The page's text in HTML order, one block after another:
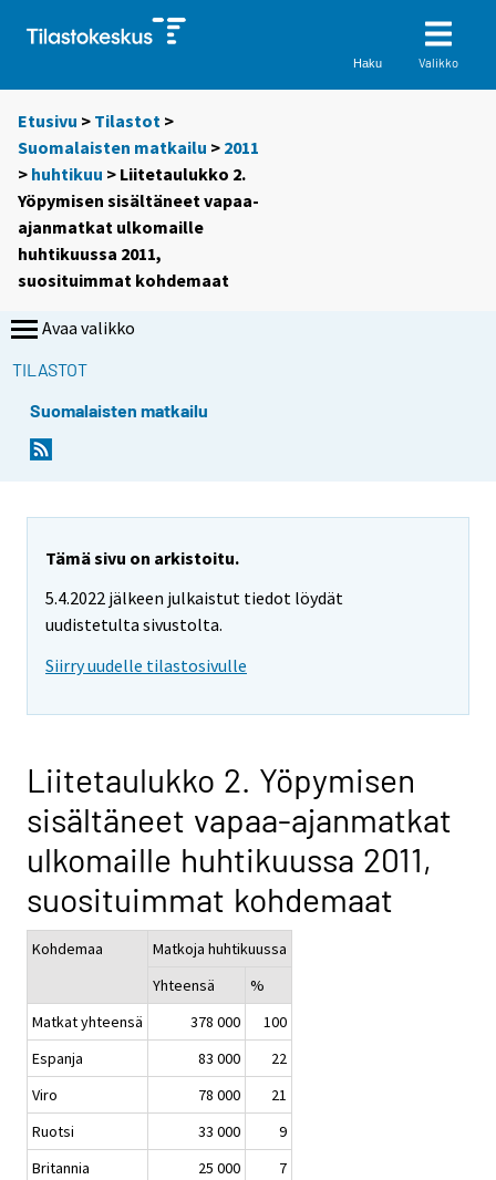
Haku Valikko
Etusivu > Tilastot >
Suomalaisten matkailu > 2011
> huhtikuu > Liitetaulukko 2.
Yöpymisen sisältäneet vapaa-
ajanmatkat ulkomaille
huhtikuussa 2011,
suosituimmat kohdemaat
Avaa valikko
TILASTOT
Suomalaisten matkailu
Tämä sivu on arkistoitu.
5.4.2022 jälkeen julkaistut tiedot löydät
uudistetulta sivustolta.
Siirry uudelle tilastosivulle
Liitetaulukko 2. Yöpymisen
sisältäneet vapaa-ajanmatkat
ulkomaille huhtikuussa 2011,
suosituimmat kohdemaat
Kohdemaa
Matkoja huhtikuussa
Yhteensä
%
Matkat yhteensä
378 000
100
Espanja
83 000
22
Viro
78 000
21
Ruotsi
33 000
9
Britannia
25 000
7